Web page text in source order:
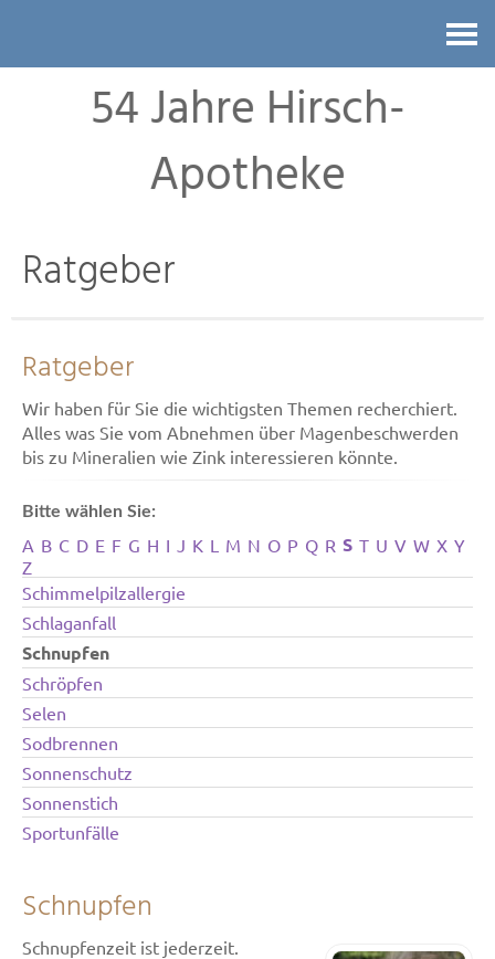
54 Jahre Hirsch-
Apotheke
Ratgeber
Ratgeber
Wir haben für Sie die wichtigsten Themen recherchiert.
Alles was Sie vom Abnehmen über Magenbeschwerden
bis zu Mineralien wie Zink interessieren könnte.
Bitte wählen Sie:
A B C D E F G H I J K L M N O P Q R S T U V W X Y
Z
Schimmelpilzallergie
Schlaganfall
Schnupfen
Schröpfen
Selen
Sodbrennen
Sonnenschutz
Sonnenstich
Sportunfälle
Schnupfen
Schnupfenzeit ist jederzeit.